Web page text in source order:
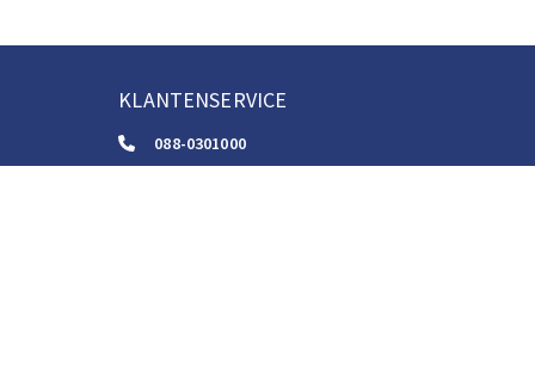
KLANTENSERVICE
088-0301000